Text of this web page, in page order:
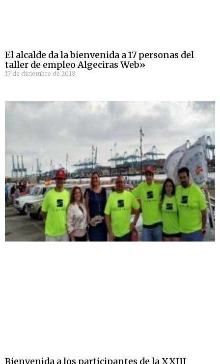
El alcalde da la bienvenida a 17 personas del
taller de empleo Algeciras Web»
17 de diciembre de 2018
Bienvenida a los participantes de la XXIII